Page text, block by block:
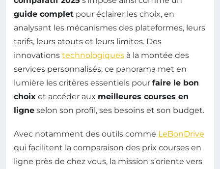
guide complet pour éclairer les choix, en
analysant les mécanismes des plateformes, leurs
tarifs, leurs atouts et leurs limites. Des
innovations technologiques à la montée des
services personnalisés, ce panorama met en
lumière les critères essentiels pour faire le bon
choix et accéder aux meilleures courses en
ligne selon son profil, ses besoins et son budget.
Avec notamment des outils comme LeBonDrive
qui facilitent la comparaison des prix courses en
ligne près de chez vous, la mission s’oriente vers